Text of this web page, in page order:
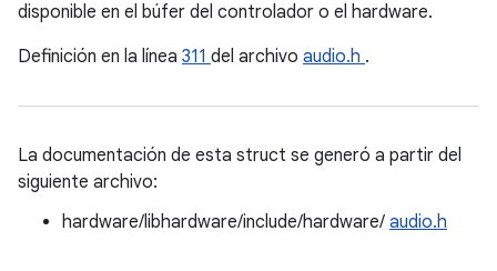
disponible en el búfer del controlador o el hardware.
Definición en la línea 311 del archivo audio.h .
La documentación de esta struct se generó a partir del
siguiente archivo:
hardware/libhardware/include/hardware/ audio.h